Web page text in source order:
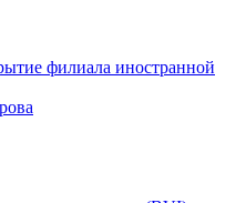
филиала иностранной